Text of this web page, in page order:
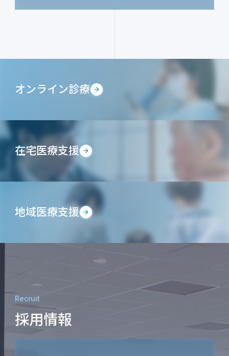
オンライン診療
在宅医療支援
地域医療支援
Recruit
採用情報